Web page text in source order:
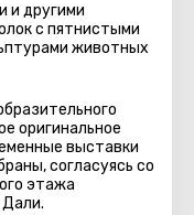
и другими
с пятнистыми
животных
оригинальное
выставки
согласуясь со
этажа